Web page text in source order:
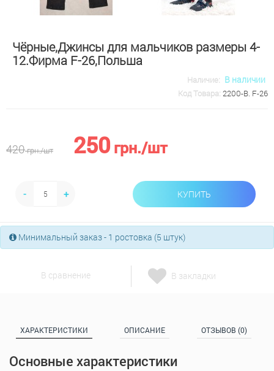
Чёрные,Джинсы для мальчиков размеры 4-
12.Фирма F-26,Польша
Наличие: В наличии
Код Товара: 2200-В. F-26
420грн./шт 250 грн./шт
- + КУПИТЬ
Минимальный заказ - 1 ростовка (5 штук)
В сравнение В закладки
ХАРАКТЕРИСТИКИ ОПИСАНИЕ ОТЗЫВОВ (0)
Основные характеристики